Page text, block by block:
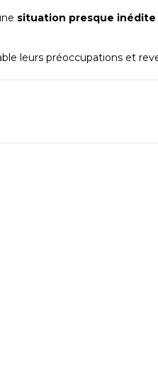
situation presque inédite
leurs préoccupations et